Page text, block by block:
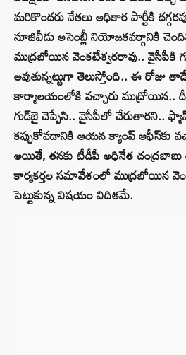
మరికొందరు నేతలు అధికార పార్టీకి
నూజివీడు అసెంబ్లీ నియోజకవర్గానికి
ముద్రబోయిన వెంకటేశ్వరరావు.. వైసీపీకి
అవుతున్నట్టుగా తెలుస్తోంది.. ఈ రోజు
కార్యాలయంలోకి వచ్చారు ముద్రోయిన..
గుడ్‌బై చెప్పేసి.. వైసీపీలో చేరుతారని..
కప్పుకోవడానికి ఆయన క్యాంప్‌ ఆఫీస్‌కు
అయితే, తనకు టీడీపీ అధినేత
కార్యకర్తల సమావేశంలో ముద్రబోయిన
పెట్టుకున్న విషయం విదితమే.